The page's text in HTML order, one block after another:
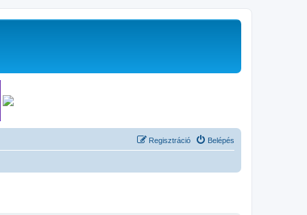
Belépés
Regisztráció